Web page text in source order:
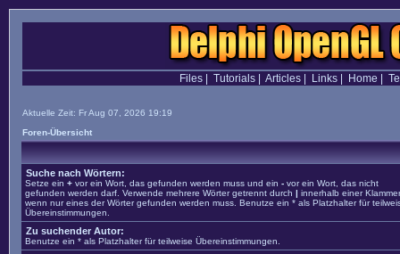
Files| Tutorials| Articles| Links| Home
Aktuelle Zeit: Fr Aug 07, 2026 19:19
Foren-Übersicht
Suche nach Wörtern:
Setze ein + vor ein Wort, das gefunden werden muss und ein - vor ein Wort, das nicht
gefunden werden darf. Verwende mehrere Wörter getrennt durch | innerhalb einer
wenn nur eines der Wörter gefunden werden muss. Benutze ein * als Platzhalter für
Übereinstimmungen.
Zu suchender Autor:
Benutze ein * als Platzhalter für teilweise Übereinstimmungen.